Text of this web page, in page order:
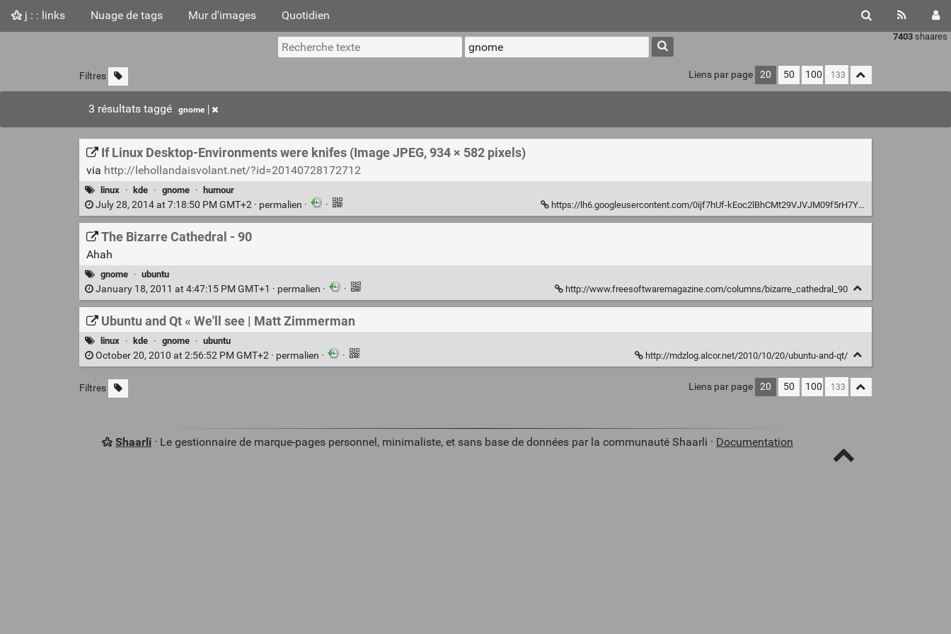
j : : links Nuage de tags Mur d'images Quotidien
7403 shaares
Filtres Liens par page 20 50 100
3 résultats taggé gnome
If Linux Desktop-Environments were knifes (Image JPEG, 934 × 582 pixels)
via http://lehollandaisvolant.net/?id=20140728172712
linux · kde · gnome · humour
July 28, 2014 at 7:18:50 PM GMT+2 · permalien · · https://lh6.googleusercontent.com/0ijf7hUf-kEoc2lBhCMt29VJVJM09f5rH7Yt1r3ruEE=w934-h582-no
The Bizarre Cathedral - 90
Ahah
gnome · ubuntu
January 18, 2011 at 4:47:15 PM GMT+1 · permalien · · http://www.freesoftwaremagazine.com/columns/bizarre_cathedral_90
Ubuntu and Qt « We'll see | Matt Zimmerman
linux · kde · gnome · ubuntu
October 20, 2010 at 2:56:52 PM GMT+2 · permalien · · http://mdzlog.alcor.net/2010/10/20/ubuntu-and-qt/
Filtres Liens par page 20 50 100
Shaarli· Le gestionnaire de marque-pages personnel, minimaliste, et sans base de données par la communauté Shaarli · Documentation